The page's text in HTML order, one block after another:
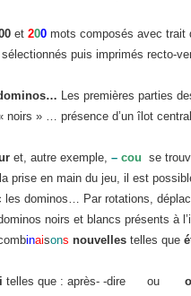
et 200 mots composés avec trait
puis imprimés recto-
Les premières parties
» … présence d’un îlot
et, autre exemple, – cou se
prise en main du jeu, il est
les dominos… Par rotations,
noirs et blancs présents à
inaisons nouvelles telles que
telles que : après- -dire ou